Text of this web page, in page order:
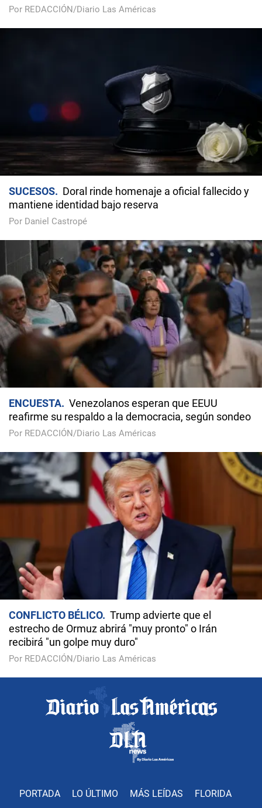
Por REDACCIÓN/Diario Las Américas
SUCESOS
Doral rinde homenaje a oficial fallecido y
mantiene identidad bajo reserva
Por Daniel Castropé
ENCUESTA
Venezolanos esperan que EEUU
reafirme su respaldo a la democracia, según sondeo
Por REDACCIÓN/Diario Las Américas
CONFLICTO BÉLICO
Trump advierte que el
estrecho de Ormuz abrirá "muy pronto" o Irán
recibirá "un golpe muy duro"
Por REDACCIÓN/Diario Las Américas
PORTADA LO ÚLTIMO MÁS LEÍDAS FLORIDA